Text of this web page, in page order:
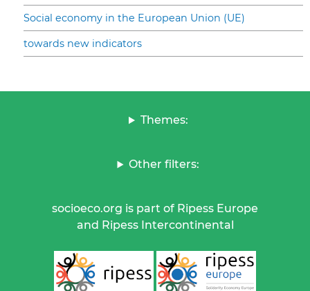
Social economy in the European Union (UE)
towards new indicators
Themes:
Other filters:
socioeco.org is part of Ripess Europe
and Ripess Intercontinental